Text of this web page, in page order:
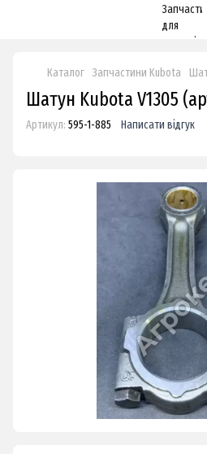
Каталог Запчастини Kubota
Шатун Kubota V1305
Артикул: 595-1-885 Написати відгук